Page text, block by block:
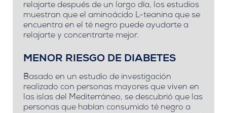
relajarte después de un largo día, los estudios
muestran que el aminoácido L-teanina que se
encuentra en el té negro puede ayudarte a
relajarte y concentrarte mejor.
MENOR RIESGO DE DIABETES
Basado en un estudio de investigación
realizado con personas mayores que viven en
las islas del Mediterráneo, se descubrió que las
personas que habían consumido té negro a